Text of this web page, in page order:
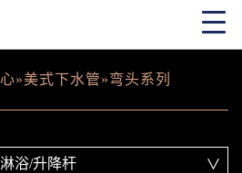
»美式下水管»弯头系列
淋浴/升降杆